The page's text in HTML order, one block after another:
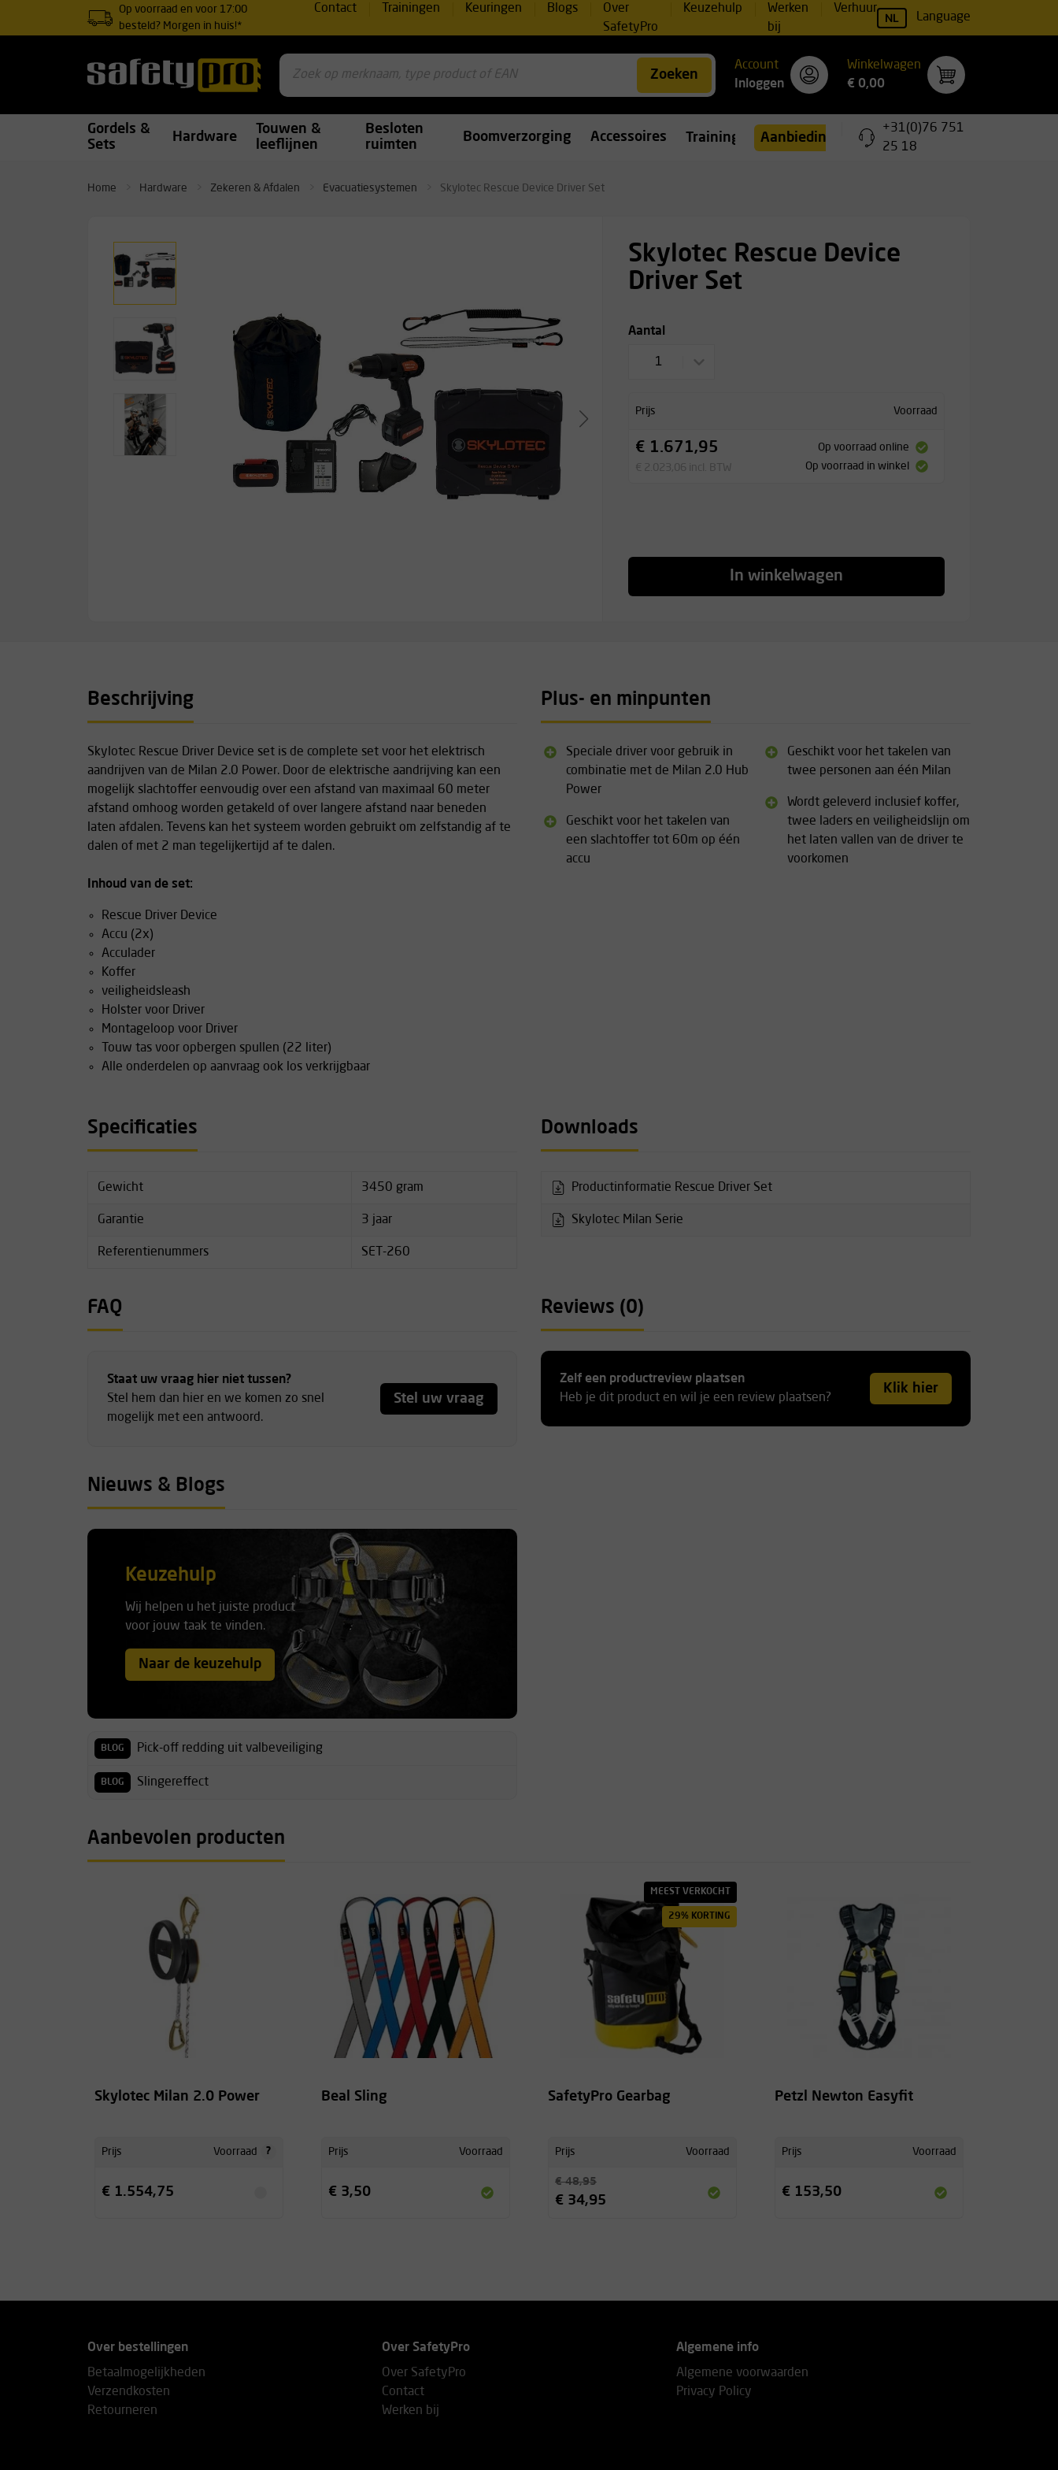
Op voorraad en voor 17:00
besteld? Morgen in huis!*
Contact Trainingen Keuringen Blogs
Over
SafetyPro
Keuzehulp
Werken
bij
Verhuur
NL Language
Zoeken
Account
Inloggen
Winkelwagen
€ 0,00
Gordels &
Sets
Hardware
Touwen &
leeflijnen
Besloten
ruimten
Boomverzorging Accessoires Trainingen Aanbiedingen
+31(0)76 751
25 18
Home Hardware Zekeren & Afdalen Evacuatiesystemen Skylotec Rescue Device Driver Set
Skylotec Rescue Device
Driver Set
Aantal
1
Prijs Voorraad
€ 1.671,95
€ 2.023,06 incl. BTW
Op voorraad online
Op voorraad in winkel
In winkelwagen
Beschrijving
Skylotec Rescue Driver Device set is de complete set voor het elektrisch
aandrijven van de Milan 2.0 Power. Door de elektrische aandrijving kan een
mogelijk slachtoffer eenvoudig over een afstand van maximaal 60 meter
afstand omhoog worden getakeld of over langere afstand naar beneden
laten afdalen. Tevens kan het systeem worden gebruikt om zelfstandig af te
dalen of met 2 man tegelijkertijd af te dalen.
Inhoud van de set:
Rescue Driver Device
Accu (2x)
Acculader
Koffer
veiligheidsleash
Holster voor Driver
Montageloop voor Driver
Touw tas voor opbergen spullen (22 liter)
Alle onderdelen op aanvraag ook los verkrijgbaar
Plus- en minpunten
Speciale driver voor gebruik in
combinatie met de Milan 2.0 Hub
Power
Geschikt voor het takelen van
een slachtoffer tot 60m op één
accu
Geschikt voor het takelen van
twee personen aan één Milan
Wordt geleverd inclusief koffer,
twee laders en veiligheidslijn om
het laten vallen van de driver te
voorkomen
Specificaties
Gewicht 3450 gram
Garantie 3 jaar
Referentienummers SET-260
Downloads
Productinformatie Rescue Driver Set
Skylotec Milan Serie
FAQ
Staat uw vraag hier niet tussen?
Stel hem dan hier en we komen zo snel
mogelijk met een antwoord.
Stel uw vraag
Reviews (0)
Zelf een productreview plaatsen
Heb je dit product en wil je een review plaatsen?
Klik hier
Nieuws & Blogs
Keuzehulp
Wij helpen u het juiste product
voor jouw taak te vinden.
Naar de keuzehulp
BLOG Pick-off redding uit valbeveiliging
BLOG Slingereffect
Aanbevolen producten
Skylotec Milan 2.0 Power
Prijs Voorraad ?
€ 1.554,75
Beal Sling
Prijs Voorraad
€ 3,50
MEEST VERKOCHT
29% KORTING
SafetyPro Gearbag
Prijs Voorraad
€ 48,95
€ 34,95
Petzl Newton Easyfit
Prijs Voorraad
€ 153,50
Over bestellingen
Betaalmogelijkheden
Verzendkosten
Retourneren
Over SafetyPro
Over SafetyPro
Contact
Werken bij
Algemene info
Algemene voorwaarden
Privacy Policy